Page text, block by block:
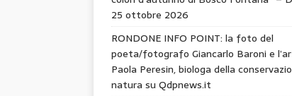
25 ottobre 2026
RONDONE INFO POINT: la foto del
poeta/fotografo Giancarlo Baroni e
Paola Peresin, biologa della
natura su Qdpnews.it